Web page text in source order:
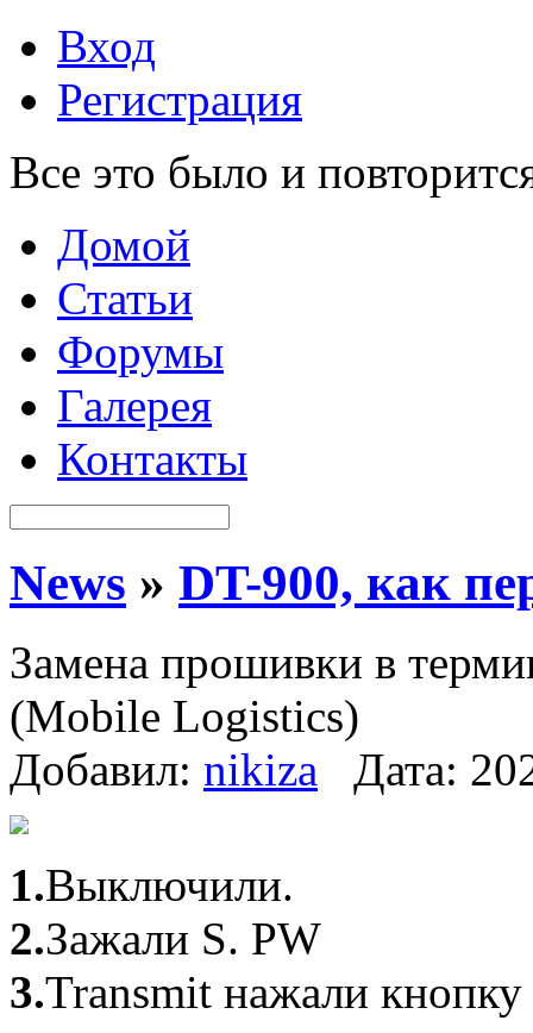
Вход
Регистрация
Все это было и
Домой
Статьи
Форумы
Галерея
Контакты
News » DT-900, как
Замена прошивки в
(Mobile Logistics)
Добавил: nikiza Дата:
1.Выключили.
2.Зажали S. PW
3.Transmit нажали кнопку